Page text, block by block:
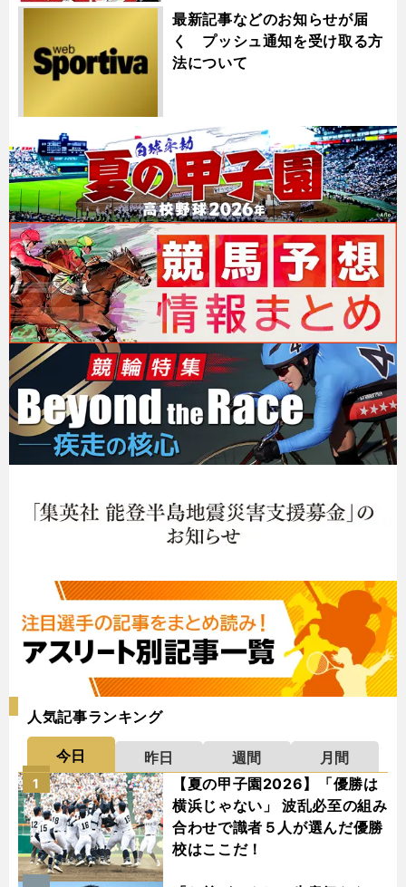
最新記事などのお知らせが届
く プッシュ通知を受け取る方
法について
人気記事ランキング
今日 昨日 週間
月間
【夏の甲子園2026】「優勝は
横浜じゃない」 波乱必至の組み
合わせで識者５人が選んだ優勝
校はここだ！
1